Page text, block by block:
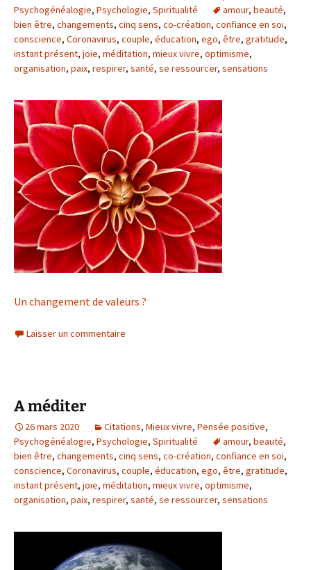
Psychogénéalogie, Psychologie, Spiritualité amour, beauté,
bien être, changements, cinq sens, co-création, confiance en soi,
conscience, Coronavirus, couple, éducation, ego, être, gratitude,
instant présent, joie, méditation, mieux vivre, optimisme,
organisation, paix, respirer, santé, se ressourcer, sensations
Un changement de valeurs ?
Laisser un commentaire
A méditer
26 mars 2020 Citations, Mieux vivre, Pensée positive,
Psychogénéalogie, Psychologie, Spiritualité amour, beauté,
bien être, changements, cinq sens, co-création, confiance en soi,
conscience, Coronavirus, couple, éducation, ego, être, gratitude,
instant présent, joie, méditation, mieux vivre, optimisme,
organisation, paix, respirer, santé, se ressourcer, sensations